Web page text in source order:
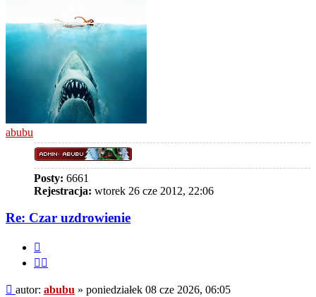
abubu
Posty: 6661
Rejestracja: wtorek 26 cze 2012, 22:06
Re: Czar uzdrowienie
Post
autor: abubu » poniedziałek 08 cze 2026, 06:05